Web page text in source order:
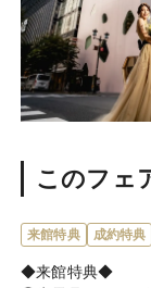
このフェ
来館特典 成約特典
◆来館特典◆